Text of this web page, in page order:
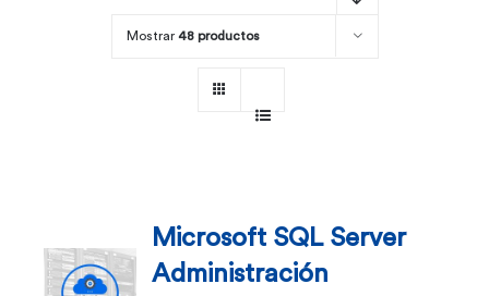
Mostrar 48 productos
Microsoft SQL Server
Administración